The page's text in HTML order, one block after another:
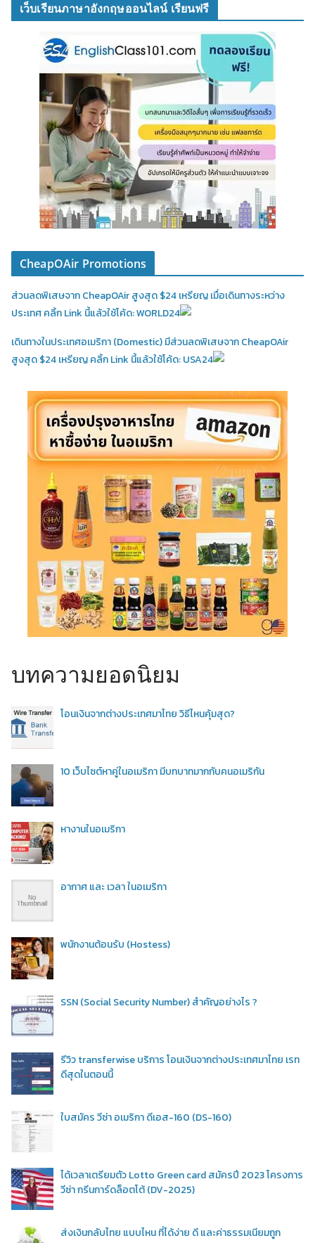
เว็บเรียนภาษาอังกฤษออนไลน์ เรียนฟรี
CheapOAir Promotions
ส่วนลดพิเสษจาก CheapOAir สูงสุด $24 เหรียญ เมื่อเดินทางระหว่าง
ประเทศ คลิ้ก Link นี้แล้วใช้โค้ด: WORLD24
เดินทางในประเทศอเมริกา (Domestic)มีส่วนลดพิเสษจาก CheapOAir
สูงสุด $24 เหรียญ คลิ้ก Link นี้แล้วใช้โค้ด: USA24
บทความยอดนิยม
โอนเงินจากต่างประเทศมาไทย วิธีไหนคุ้มสุด?
10 เว็บไซต์หาคู่ในอเมริกา มีบทบาทมากกับคนอเมริกัน
หางานในอเมริกา
อากาศ และ เวลา ในอเมริกา
พนักงานต้อนรับ (Hostess)
SSN (Social Security Number) สำคัญอย่างไร ?
รีวิว transferwise บริการ โอนเงินจากต่างประเทศมาไทย เรท
ดีสุดในตอนนี้
ใบสมัคร วีซ่า อเมริกา ดีเอส-160 (DS-160)
ได้เวลาเตรียมตัว Lotto Green card สมัครปี 2023 โครงการ
วีซ่า กรีนการ์ดล็อตโต้ (DV-2025)
ส่งเงินกลับไทย แบบไหน ที่ได้ง่าย ดี และค่าธรรมเนียมถูก